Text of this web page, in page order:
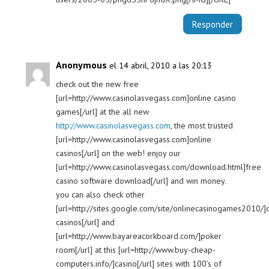
Responder
Anonymous el 14 abril, 2010 a las 20:13
check out the new free
[url=http://www.casinolasvegass.com]online casino
games[/url] at the all new
http://www.casinolasvegass.com, the most trusted
[url=http://www.casinolasvegass.com]online
casinos[/url] on the web! enjoy our
[url=http://www.casinolasvegass.com/download.html]free
casino software download[/url] and win money.
you can also check other
[url=http://sites.google.com/site/onlinecasinogames2010/
casinos[/url] and
[url=http://www.bayareacorkboard.com/]poker
room[/url] at this [url=http://www.buy-cheap-
computers.info/]casino[/url] sites with 100’s of